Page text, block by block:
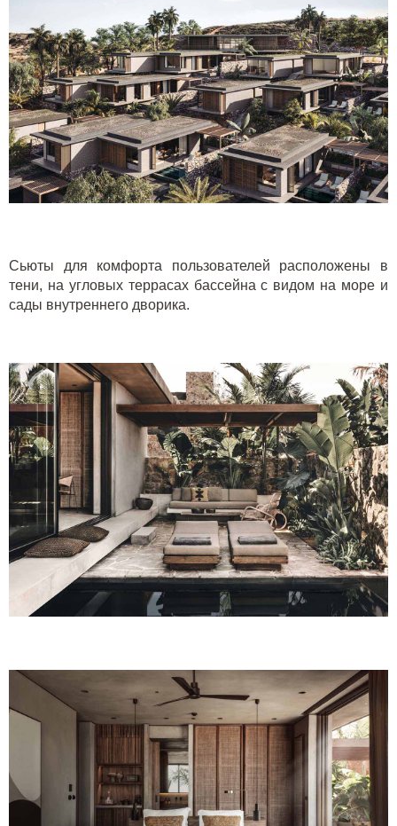
Сьюты для комфорта пользователей расположены в
тени, на угловых террасах бассейна с видом на море и
сады внутреннего дворика.